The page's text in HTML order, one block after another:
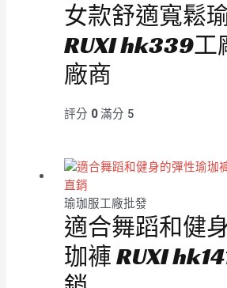
女款舒適寬鬆
RUXI hk339工
廠商
評分 0滿分 5
瑜珈服工廠批發
適合舞蹈和健
珈褲 RUXI